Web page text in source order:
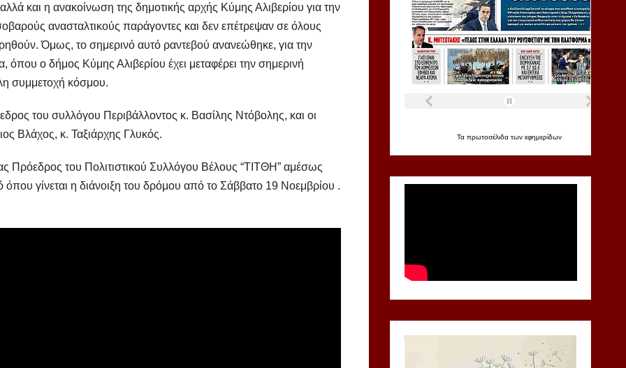
και η ανακοίνωση της δημοτικής αρχής Κύμης Αλιβερίου για την
ανασταλτικούς παράγοντες και δεν επέτρεψαν σε όλους
Όμως, το σημερινό αυτό ραντεβού ανανεώθηκε, για την
ο δήμος Κύμης Αλιβερίου έχει μεταφέρει την σημερινή
συμμετοχή κόσμου.
του συλλόγου Περιβάλλοντος κ. Βασίλης Ντόβολης, και οι
Βλάχος, κ. Ταξιάρχης Γλυκός.
Πρόεδρος του Πολιτιστικού Συλλόγου Βέλους “ΤΙΤΘΗ” αμέσως
γίνεται η διάνοιξη του δρόμου από το Σάββατο 19 Νοεμβρίου .
Τα πρωτοσέλιδα των εφημερίδων